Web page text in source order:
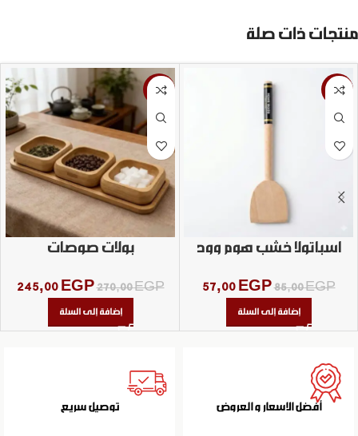
منتجات ذات صلة
-33%
اسباتولا خشب هوم وود
85,00EGP
57,00 EGP
إضافة إلى السلة
-9%
بولات صوصات
270,00EGP
245,00 EGP
إضافة إلى السلة
أفضل الاسعار و العروض توصيل سريع